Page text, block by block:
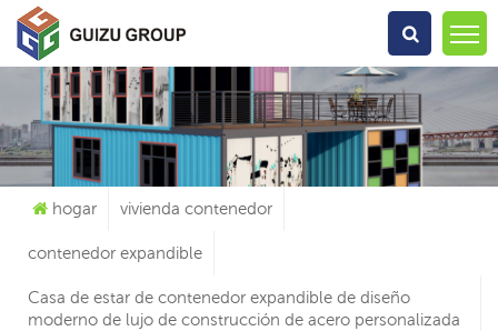
Qué Estás Buscando?
hogar vivienda contenedor
contenedor expandible
Casa de estar de contenedor expandible de diseño
moderno de lujo de construcción de acero personalizada